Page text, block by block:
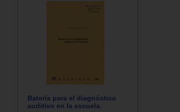
Batería para el diagnóstico
auditivo en la escuela.